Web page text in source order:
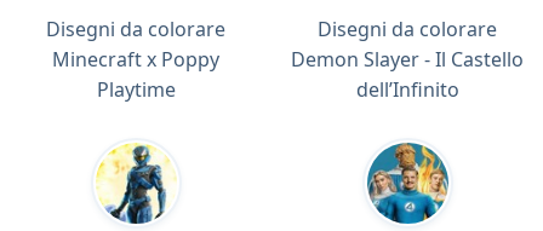
Disegni da colorare
Minecraft x Poppy
Playtime
Disegni da colorare
Demon Slayer - Il Castello
dell’Infinito